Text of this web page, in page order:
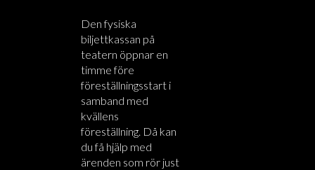
Den fysiska
biljettkassan på
teatern öppnar en
timme före
föreställningsstart i
samband med
kvällens
föreställning. Då kan
du få hjälp med
ärenden som rör just